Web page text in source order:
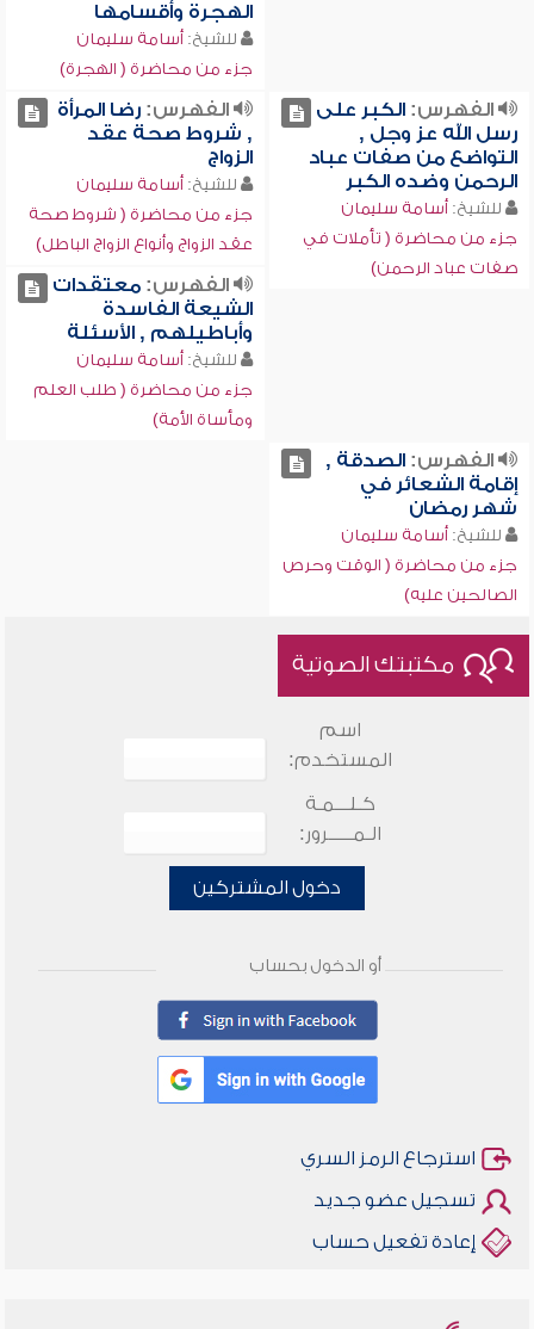
الهجرة وأقسامها
للشيخ: أسامة سليمان
جزء من محاضرة ( الهجرة)
الفهرس:الكبر على
رسل الله عز وجل ,
التواضع من صفات عباد
الرحمن وضده الكبر
للشيخ: أسامة سليمان
جزء من محاضرة ( تأملات في
صفات عباد الرحمن)
الفهرس:رضا المرأة
, شروط صحة عقد
الزواج
للشيخ: أسامة سليمان
جزء من محاضرة ( شروط صحة
عقد الزواج وأنواع الزواج الباطل)
الفهرس:معتقدات
الشيعة الفاسدة
وأباطيلهم , الأسئلة
للشيخ: أسامة سليمان
جزء من محاضرة ( طلب العلم
ومأساة الأمة)
الفهرس:الصدقة ,
إقامة الشعائر في
شهر رمضان
للشيخ: أسامة سليمان
جزء من محاضرة ( الوقت وحرص
الصالحين عليه)
مكتبتك الصوتية
اسم
المستخدم:
كـلـــمـة
الـمـــــرور:
دخول المشتركين
أو الدخول بحساب
استرجاع الرمز السري
تسجيل عضو جديد
إعادة تفعيل حساب